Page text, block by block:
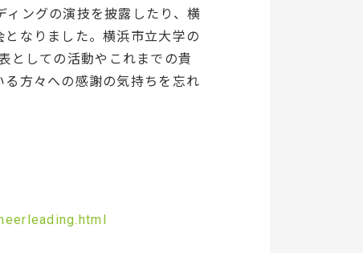
ングの演技を披露したり、横
なりました。横浜市立大学の
としての活動やこれまでの貴
方々への感謝の気持ちを忘れ